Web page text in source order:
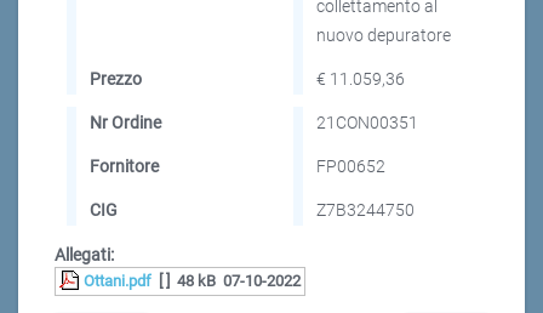
collettamento al
nuovo depuratore
Prezzo € 11.059,36
Nr Ordine 21CON00351
Fornitore FP00652
CIG Z7B3244750
Allegati:
Ottani.pdf 48 kB 07-10-2022